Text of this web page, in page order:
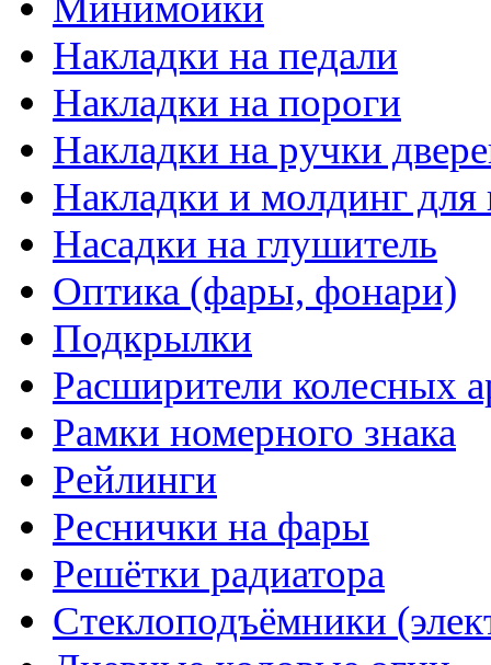
Накладки на педали
Накладки на пороги
Накладки на ручки
Накладки и молдинг для
Насадки на глушитель
Оптика (фары, фонари)
Подкрылки
Расширители колесных
Рамки номерного знака
Рейлинги
Реснички на фары
Решётки радиатора
Стеклоподъёмники